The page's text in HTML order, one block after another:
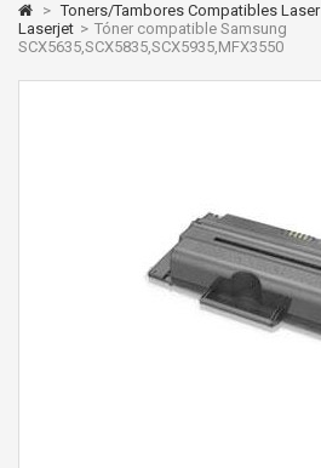
> Toners/Tambores Compatibles Laser
Laserjet > Tóner compatible Samsung
SCX5635,SCX5835,SCX5935,MFX3550